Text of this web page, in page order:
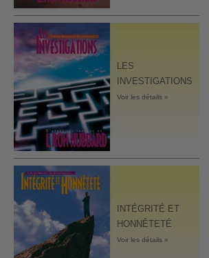
LES
INVESTIGATIONS
Voir les détails »
INTÉGRITÉ ET
HONNÊTETÉ
Voir les détails »